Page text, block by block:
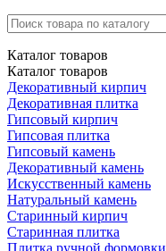
Каталог товаров
Каталог товаров
Декоративный кирпич
Декоративная плитка
Гипсовый кирпич
Гипсовая плитка
Гипсовый камень
Декоративный камень
Искусственный камень
Натуральный камень
Старинный кирпич
Старинная плитка
Плитка ручной формовки